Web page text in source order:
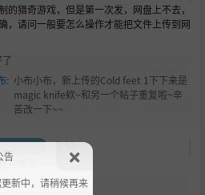
的猎奇游戏，但是第一次发，网盘上不去，
，请问一般要怎么操作才能把文件上传到网
: 小布小布，新上传的Cold feet 1下下来是
magic knife欸~和另一个帖子重复啦~辛
苦改一下~~
2年前
在哪里……
就行
告
新中，请稍候再来